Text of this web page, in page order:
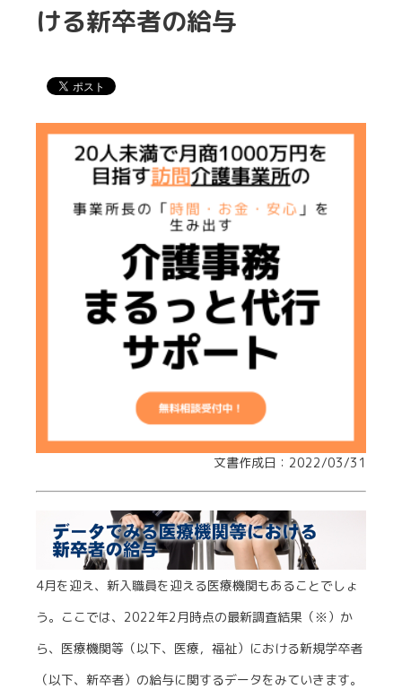
ける新卒者の給与
文書作成日：2022/03/31
4月を迎え、新入職員を迎える医療機関もあることでしょ
う。ここでは、2022年2月時点の最新調査結果（※）か
ら、医療機関等（以下、医療，福祉）における新規学卒者
（以下、新卒者）の給与に関するデータをみていきます。